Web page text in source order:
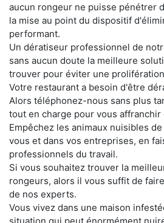
aucun rongeur ne puisse pénétrer
la mise au point du dispositif
performant.
Un dératiseur professionnel de
sans aucun doute la meilleure
trouver pour éviter une
Votre restaurant a besoin d'être
Alors téléphonez-nous sans plus
tout en charge pour vous affranchir
Empêchez les animaux nuisibles
vous et dans vos entreprises, en
professionnels du travail.
Si vous souhaitez trouver la
rongeurs, alors il vous suffit de
de nos experts.
Vous vivez dans une maison
situation qui peut énormément